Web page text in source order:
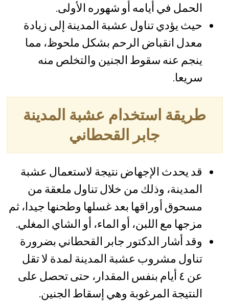
الحمل في أيامه أو شهوره الأولى.
حيث يؤدي تناول عشبة المدينة إلى زيادة
معدل انقباض الرحم بشكل ملحوظ، مما
ينجم عنه سقوط الجنين والتخلص منه
سريعا.
طريقة استخدام عشبة المدينة
جابر القحطاني
قد يحدث الإجهاض نتيجة لاستعمال عشبة
المدينة، وذلك من خلال تناول ملعقة من
مسحوق أوراقها بعد غسلها وطحنها جيدا، ثم
مزجها مع اللبن، أو الماء، أو الشاي المغلي.
وقد أشار الدكتور جابر القحطاني بضرورة
تناول مشروب عشبة المدينة لمدة لا تقل
عن ٤ أيام بنفس المقدار، حتى تحصل على
النتيجة المرغوبة وهي إسقاط الجنين.